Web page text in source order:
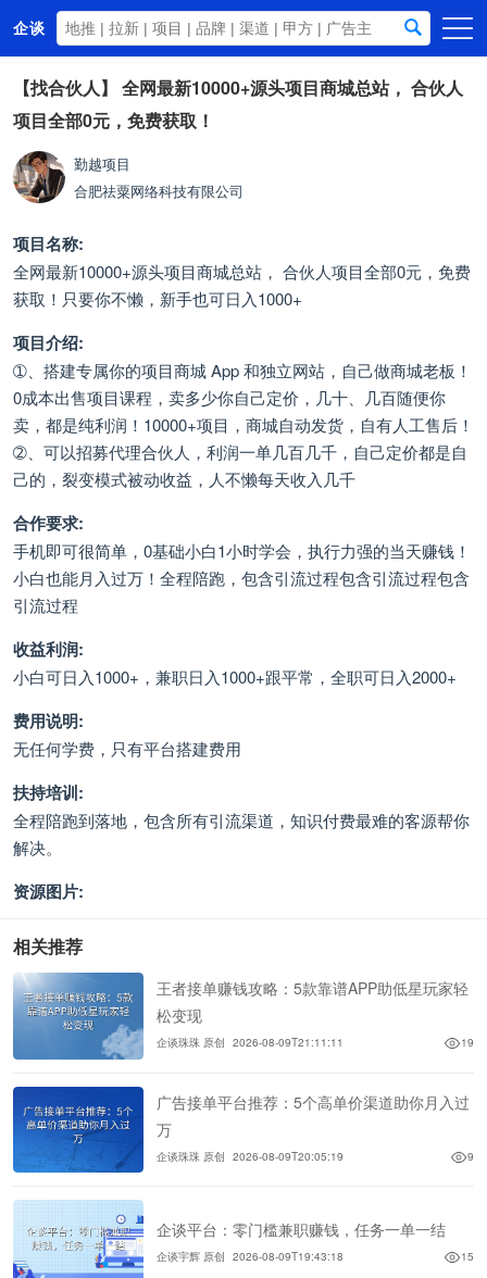
企谈
首页
商务资源
资讯动态
关于我们
【找合伙人】 全网最新10000+源头项目商城总站， 合伙人
项目全部0元，免费获取！
勤越项目
合肥祛粟网络科技有限公司
项目名称:
全网最新10000+源头项目商城总站， 合伙人项目全部0元，免费
获取！只要你不懒，新手也可日入1000+
项目介绍:
➀、搭建专属你的项目商城 App 和独立网站，自己做商城老板！
0成本出售项目课程，卖多少你自己定价，几十、几百随便你
卖，都是纯利润！10000+项目，商城自动发货，自有人工售后！
➁、可以招募代理合伙人，利润一单几百几千，自己定价都是自
己的，裂变模式被动收益，人不懒每天收入几千
合作要求:
手机即可很简单，0基础小白1小时学会，执行力强的当天赚钱！
小白也能月入过万！全程陪跑，包含引流过程包含引流过程包含
引流过程
收益利润:
小白可日入1000+，兼职日入1000+跟平常，全职可日入2000+
费用说明:
无任何学费，只有平台搭建费用
扶持培训:
全程陪跑到落地，包含所有引流渠道，知识付费最难的客源帮你
解决。
资源图片:
相关推荐
王者接单赚钱攻略：5款靠谱APP助低星玩家轻
松变现
企谈珠珠 原创 2026-08-09T21:11:11 19
广告接单平台推荐：5个高单价渠道助你月入过
万
企谈珠珠 原创 2026-08-09T20:05:19 9
企谈平台：零门槛兼职赚钱，任务一单一结
企谈宇辉 原创 2026-08-09T19:43:18 15